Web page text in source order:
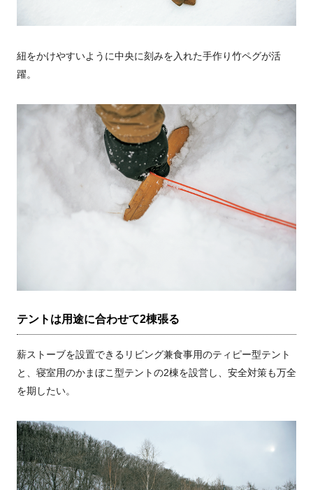
紐をかけやすいように中央に刻みを入れた手作り竹ペグが活
躍。
テントは用途に合わせて2棟張る
薪ストーブを設置できるリビング兼食事用のティピー型テント
と、寝室用のかまぼこ型テントの2棟を設営し、安全対策も万全
を期したい。